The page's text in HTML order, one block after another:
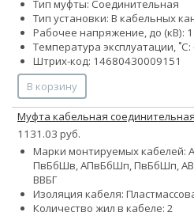
Тип муфты: Соединительная
Тип установки: В кабельных
Рабочее напряжение, до (кВ): 1
Температура эксплуатации, ˚С:
Штрих-код: 14680430009151
В корзину
Муфта кабельная
1131.03 руб.
Марки монтируемых
ПвБбШв, АПвБбШп, ПвБбШп,
ВВБГ
Изоляция кабеля:
Количество жил в кабеле: 2